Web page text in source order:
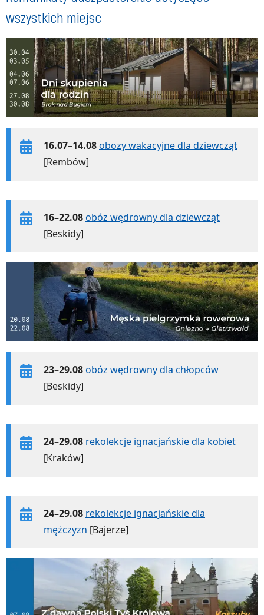
wszystkich miejsc
16.07–14.08obozy wakacyjne dla dziewcząt
[Rembów]
16–22.08obóz wędrowny dla dziewcząt
[Beskidy]
23–29.08obóz wędrowny dla chłopców
[Beskidy]
24–29.08 rekolekcje ignacjańskie dla kobiet
[Kraków]
24–29.08 rekolekcje ignacjańskie dla
mężczyzn [Bajerze]